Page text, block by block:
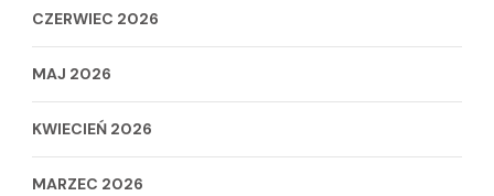
CZERWIEC 2026
MAJ 2026
KWIECIEŃ 2026
MARZEC 2026